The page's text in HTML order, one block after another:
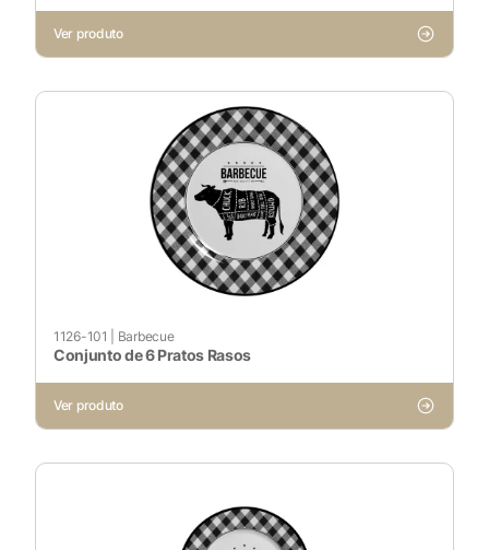
Ver produto
1126-101 Barbecue
Conjunto de 6 Pratos Rasos
Ver produtoCookies Necessários
Cookies Não Necessários